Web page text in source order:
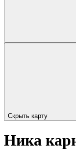
Скрыть карту
Ника